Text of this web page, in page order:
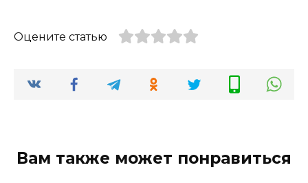
Оцените статью
Вам также может понравиться